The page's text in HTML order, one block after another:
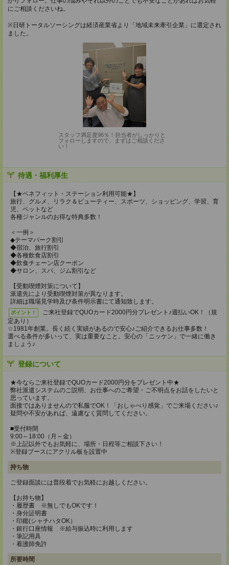
にご相談くださいね。
※日研トータルソーシングは経済産業省より「地域未来牽引企業」に選定され
ました。
スタッフ満足度96％！担当者がしっかりと
フォローしますので、まずはご相談くださ
い！
待遇・福利厚生
【★ベネフィット・ステーション利用可能★】
旅行、グルメ、リラク＆ビューティー、スポーツ、ショッピング、学習、育
児、ペットなど
各種ジャンルのお得な特典多数！
＜一例＞
◆テーマパーク割引
◆宿泊、旅行割引
◆各種飲食店割引
◆飲食チェーン店クーポン
◆サロン、スパ、ジム割引など
【受動喫煙対策について】
派遣先により受動喫煙対策が異なります。
詳細は職場見学時及び条件明示書にて通知致します。
ポイント！
ご来社登録でQUOカード2000円分プレゼント♪週払いOK！（規
定あり）
☆1981年創業。長く続く実績があるので安心♪ご紹介できるお仕事多数！
選べる条件が多いって、実は重要なこと。安心の「ニッケン」で一緒に働き
ましょう♪
登録について
★今ならご来社登録でQUOカード2000円分をプレゼント中★
弊社派遣システムのご説明、お仕事へのご希望・ご不明点をお話をしたいと
思っています。
面接ではありませんので私服でOK！「おしゃべり感覚」でご来場ください♪
疑問や不安があれば、遠慮なく質問してください。
■受付時間
9:00～18:00（月～金）
※上記以外でもお気軽に、場所・日程等ご相談下さい！
※登録ブースにアクリル板を設置中
持ち物
ご登録面談には普段着でお気軽にお越しください。
【お持ち物】
・履歴書 ※無しでもOKです！
・身分証明書
・印鑑(シャチハタOK）
・銀行口座情報 ※給与振込時に利用します
・筆記用具
・看護師免許
所要時間